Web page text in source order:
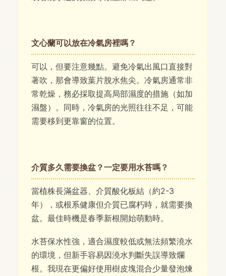
文心蘭可以放在冷氣房裡嗎？
可以，但要注意幾點。避免冷氣出風口直接對
著吹，那會導致葉片脫水焦尖。冷氣房通常非
常乾燥，務必採取提高局部濕度的措施（如加
濕盤）。同時，冷氣房的光照往往不足，可能
需要移到更靠窗的位置。
介質多久需要換盆？一定要用水苔嗎？
當植株長滿盆器、介質酸化板結（約2-3
年），或根系健康但介質已腐朽時，就需要換
盆。最佳時機是春季新根開始萌動時。
水苔保水性強，適合濕度較低或無法頻繁澆水
的環境，但新手容易因澆水判斷失誤導致爛
根。我現在更偏好使用樹皮塊混合少量發泡煉